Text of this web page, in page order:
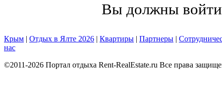
Вы должны
Крым | Отдых в Ялте 2026 | Квартиры | Партнеры |
нас
©2011-2026 Портал отдыха Rent-RealEstate.ru Все права